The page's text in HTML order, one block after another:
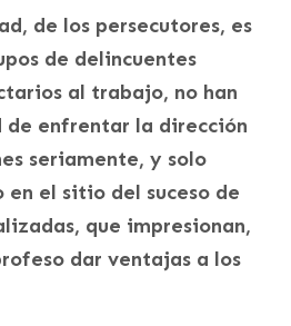
de los persecutores, es
de delincuentes
al trabajo, no han
enfrentar la dirección
seriamente, y solo
el sitio del suceso de
que impresionan,
dar ventajas a los